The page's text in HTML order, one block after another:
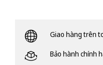
Giao hàng trên
Bảo hành chính